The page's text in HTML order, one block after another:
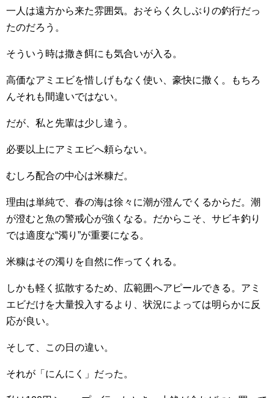
一人は遠方から来た雰囲気。おそらく久しぶりの釣行だっ
たのだろう。
そういう時は撒き餌にも気合いが入る。
高価なアミエビを惜しげもなく使い、豪快に撒く。もちろ
んそれも間違いではない。
だが、私と先輩は少し違う。
必要以上にアミエビへ頼らない。
むしろ配合の中心は米糠だ。
理由は単純で、春の海は徐々に潮が澄んでくるからだ。潮
が澄むと魚の警戒心が強くなる。だからこそ、サビキ釣り
では適度な“濁り”が重要になる。
米糠はその濁りを自然に作ってくれる。
しかも軽く拡散するため、広範囲へアピールできる。アミ
エビだけを大量投入するより、状況によっては明らかに反
応が良い。
そして、この日の違い。
それが「にんにく」だった。